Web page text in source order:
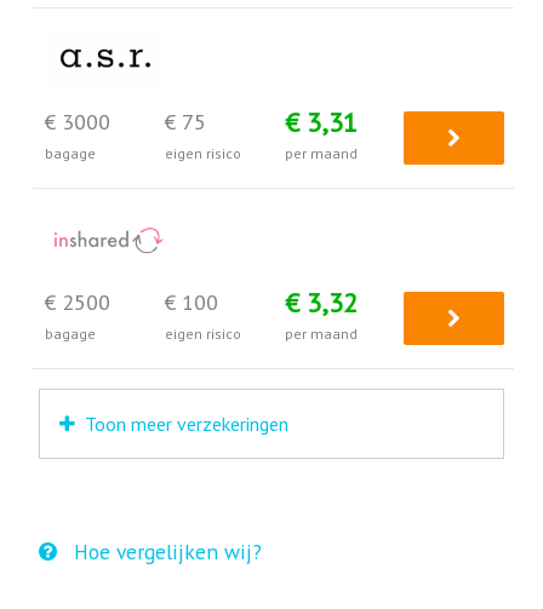
€ 3000
bagage
€ 75
eigen risico
€ 3,31
per maand
€ 2500
bagage
€ 100
eigen risico
€ 3,32
per maand
Toon meer verzekeringen
Hoe vergelijken wij?